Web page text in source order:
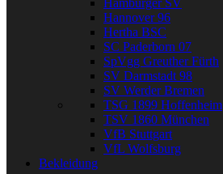
Hannover 96
Hertha BSC
SC Paderborn 07
SpVgg Greuther Fürth
SV Darmstadt 98
SV Werder Bremen
TSG 1899 Hoffenheim
TSV 1860 München
VfB Stuttgart
VfL Wolfsburg
Bekleidung